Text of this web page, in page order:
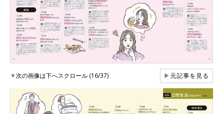
▼次の画像は下へスクロール (16/37) ▶元記事を見る